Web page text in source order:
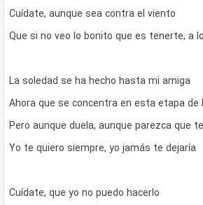
Cuídate, aunque sea contra el viento
Que si no veo lo bonito que es tenerte, a
La soledad se ha hecho hasta mi amiga
Ahora que se concentra en esta etapa de
Pero aunque duela, aunque parezca que
Yo te quiero siempre, yo jamás te dejaría
Cuídate, que yo no puedo hacerlo